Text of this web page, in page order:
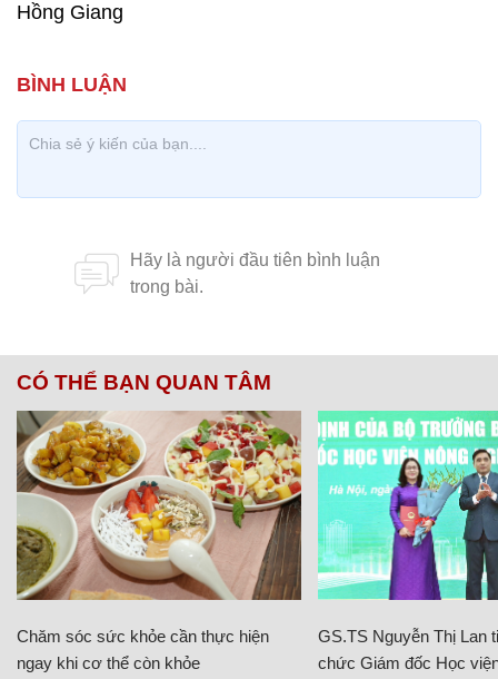
Hồng Giang
CÓ THỂ BẠN QUAN TÂM
Chăm sóc sức khỏe cần thực hiện
ngay khi cơ thể còn khỏe
GS.TS Nguyễn Thị Lan
chức Giám đốc Học